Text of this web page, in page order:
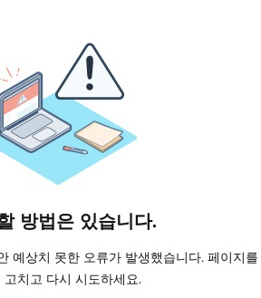
방법은 있습니다.
예상치 못한 오류가 발생했습니다. 페이지를
고치고 다시 시도하세요.